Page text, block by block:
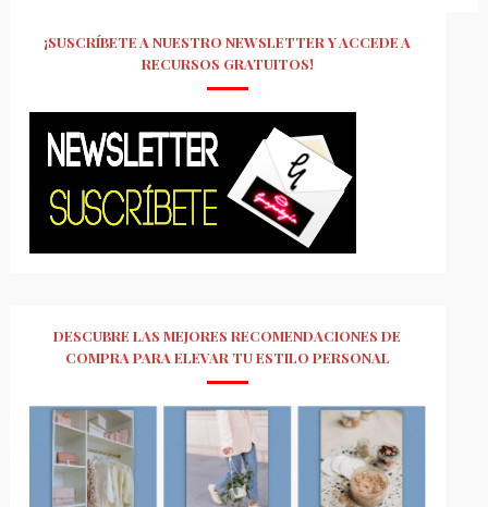
¡SUSCRÍBETE A NUESTRO NEWSLETTER Y ACCEDE A
RECURSOS GRATUITOS!
DESCUBRE LAS MEJORES RECOMENDACIONES DE
COMPRA PARA ELEVAR TU ESTILO PERSONAL